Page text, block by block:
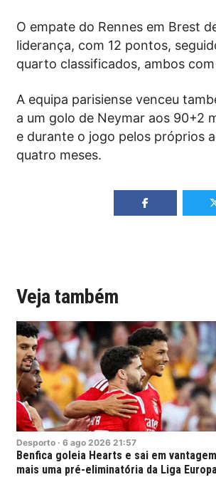
O empate do Rennes em Brest
liderança, com 12 pontos,
quarto classificados, ambos
A equipa parisiense venceu
a um golo de Neymar aos 90+2
e durante o jogo pelos próprios
quatro meses.
Veja também
Desporto · 6 ago 2026 21:57
Benfica goleia Hearts e sai em
mais uma pré-eliminatória da Liga